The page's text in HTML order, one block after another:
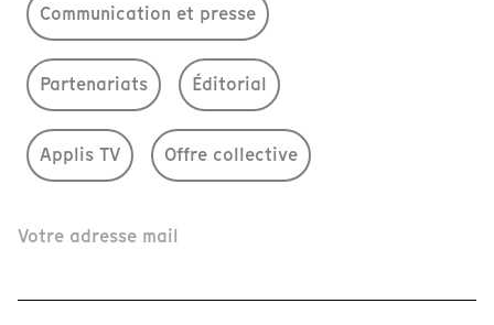
Communication et presse
Partenariats Éditorial
Applis TV Offre collective
Votre adresse mail